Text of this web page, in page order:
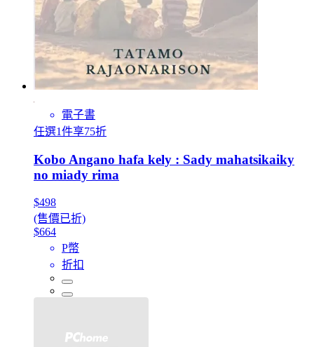
電子書
任選1件享75折
Kobo Angano hafa kely : Sady mahatsikaiky
no miady rima
$498
(售價已折)
$664
P幣
折扣